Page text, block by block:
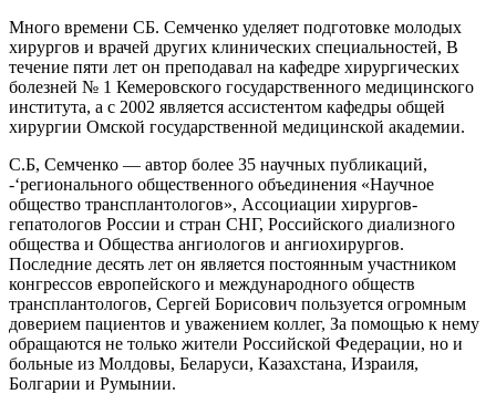
Много времени СБ. Семченко уделяет подготовке молодых
хирургов и врачей других клинических специальностей, В
течение пяти лет он преподавал на кафедре хирургических
болезней № 1 Кемеровского государственного медицинского
института, а с 2002 является ассистентом кафедры общей
хирургии Омской государственной медицинской академии.
С.Б, Семченко — автор более 35 научных публикаций,
-‘регионального общественного объединения «Научное
общество трансплантологов», Ассоциации хирургов-
гепатологов России и стран СНГ, Российского диализного
общества и Общества ангиологов и ангиохирургов.
Последние десять лет он является постоянным участником
конгрессов европейского и международного обществ
трансплантологов, Сергей Борисович пользуется огромным
доверием пациентов и уважением коллег, За помощью к нему
обращаются не только жители Российской Федерации, но и
больные из Молдовы, Беларуси, Казахстана, Израиля,
Болгарии и Румынии.